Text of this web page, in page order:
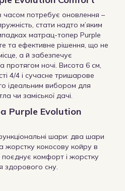
часом потребує оновлення –
стати надто м’яким
матрац-топер Purple
та ефективне рішення, що не
а й забезпечує
протягом ночі. Висота 6 см,
4/4 і сучасне тришарове
ідеальним вибором для
чи заміської дачі.
Purple Evolution
шари: два шари
жорстку кокосову койру в
поєднує комфорт і жорстку
здорового сну.